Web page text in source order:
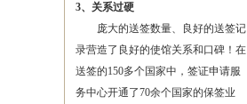
3、关系过硬
庞大的送签数量、良好的送签记
录营造了良好的使馆关系和口碑！在
送签的150多个国家中，签证申请服
务中心开通了70余个国家的保签业